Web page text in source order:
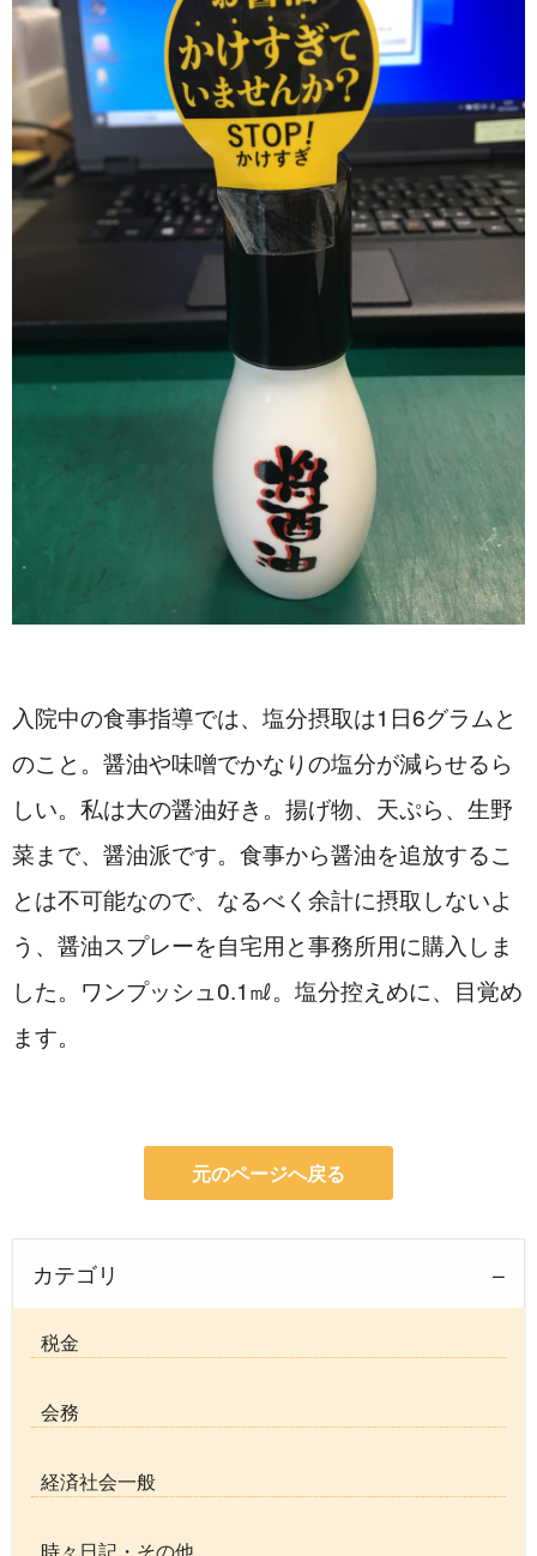
入院中の食事指導では、塩分摂取は1日6グラムと
のこと。醤油や味噌でかなりの塩分が減らせるら
しい。私は大の醤油好き。揚げ物、天ぷら、生野
菜まで、醤油派です。食事から醤油を追放するこ
とは不可能なので、なるべく余計に摂取しないよ
う、醤油スプレーを自宅用と事務所用に購入しま
した。ワンプッシュ0.1㎖。塩分控えめに、目覚め
ます。
元のページへ戻る
カテゴリ
税金
会務
経済社会一般
時々日記・その他